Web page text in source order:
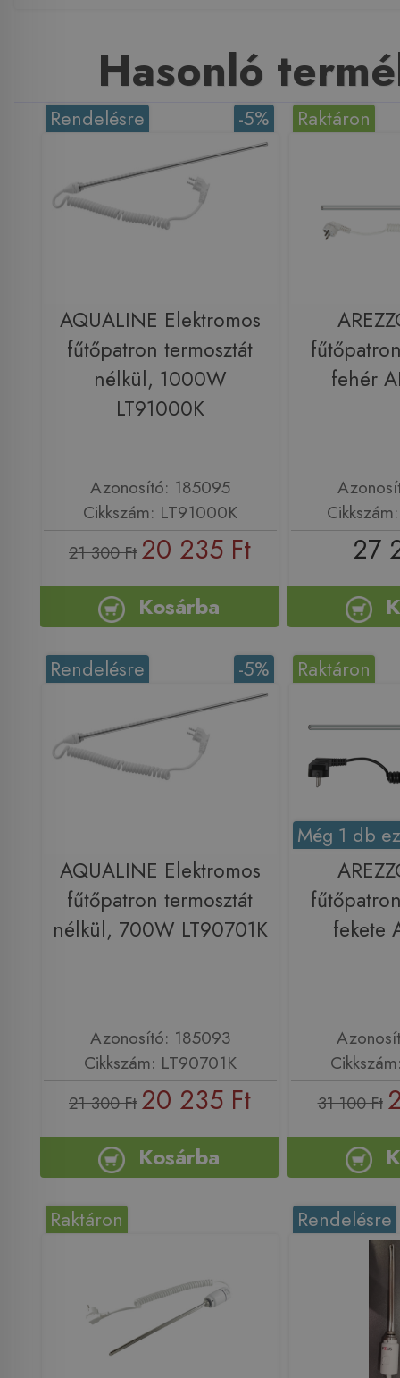
Hasonló
-5%
Rendelésre
AQUALINE Elektromos
fűtőpatron termosztát
nélkül, 1000W
LT91000K
Azonosító: 185095
Cikkszám: LT91000K
21 300 Ft 20 235 Ft
Kosárba
Raktáron
fehér
27
-5%
Rendelésre
AQUALINE Elektromos
fűtőpatron termosztát
nélkül, 700W LT90701K
Azonosító: 185093
Cikkszám: LT90701K
21 300 Ft 20 235 Ft
Kosárba
Raktáron
Még 1 db
fekete
31 100 Ft
Raktáron Rendelésre